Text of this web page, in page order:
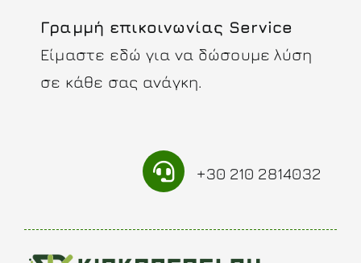
Γραμμή επικοινωνίας Service
Είμαστε εδώ για να δώσουμε λύση
σε κάθε σας ανάγκη.
+30 210 2814032